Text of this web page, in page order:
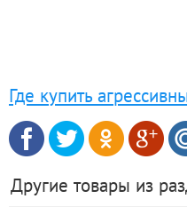
Где купить
Другие товары из